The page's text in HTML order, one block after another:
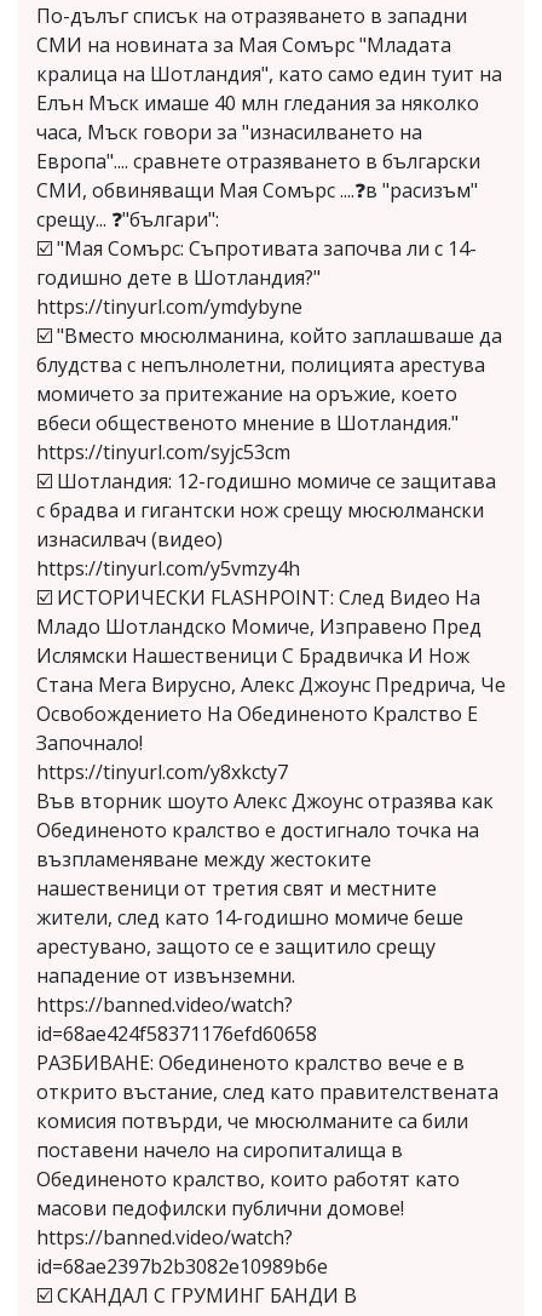
По-дълъг списък на отразяването в западни
СМИ на новината за Мая Сомърс "Младата
кралица на Шотландия", като само един туит на
Елън Мъск имаше 40 млн гледания за няколко
часа, Мъск говори за "изнасилването на
Европа".... сравнете отразяването в български
СМИ, обвиняващи Мая Сомърс ....❓в "расизъм"
срещу... ❓"българи":
☑️ "Мая Сомърс: Съпротивата започва ли с 14-
годишно дете в Шотландия?"
https://tinyurl.com/ymdybyne
☑️ "Вместо мюсюлманина, който заплашваше да
блудства с непълнолетни, полицията арестува
момичето за притежание на оръжие, което
вбеси общественото мнение в Шотландия."
https://tinyurl.com/syjc53cm
☑️ Шотландия: 12-годишно момиче се защитава
с брадва и гигантски нож срещу мюсюлмански
изнасилвач (видео)
https://tinyurl.com/y5vmzy4h
☑️ ИСТОРИЧЕСКИ FLASHPOINT: След Видео На
Младо Шотландско Момиче, Изправено Пред
Ислямски Нашественици С Брадвичка И Нож
Стана Мега Вирусно, Алекс Джоунс Предрича, Че
Освобождението На Обединеното Кралство Е
Започнало!
https://tinyurl.com/y8xkcty7
Във вторник шоуто Алекс Джоунс отразява как
Обединеното кралство е достигнало точка на
възпламеняване между жестоките
нашественици от третия свят и местните
жители, след като 14-годишно момиче беше
арестувано, защото се е защитило срещу
нападение от извънземни.
https://banned.video/watch?
id=68ae424f58371176efd60658
РАЗБИВАНЕ: Обединеното кралство вече е в
открито въстание, след като правителствената
комисия потвърди, че мюсюлманите са били
поставени начело на сиропиталища в
Обединеното кралство, които работят като
масови педофилски публични домове!
https://banned.video/watch?
id=68ae2397b2b3082e10989b6e
☑️ СКАНДАЛ С ГРУМИНГ БАНДИ В